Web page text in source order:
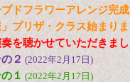
ブドフラワーアレンジ完
プリザ・クラス始まり
を聴かせていただきま
２ (2022年2月17日)
１ (2022年2月17日)